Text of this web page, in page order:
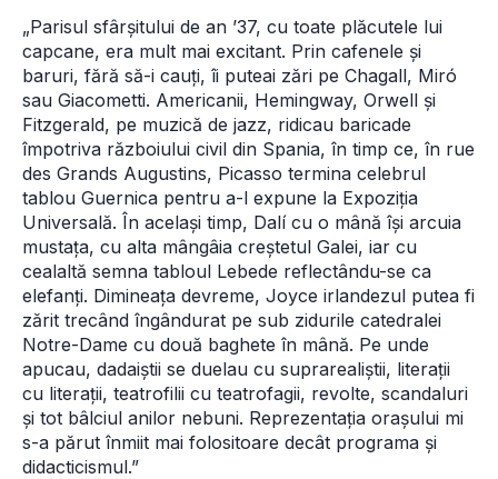
„Parisul sfârșitului de an ’37, cu toate plăcutele lui
capcane, era mult mai excitant. Prin cafenele și
baruri, fără să-i cauți, îi puteai zări pe Chagall, Miró
sau Giacometti. Americanii, Hemingway, Orwell și
Fitzgerald, pe muzică de jazz, ridicau baricade
împotriva războiului civil din Spania, în timp ce, în rue
des Grands Augustins, Picasso termina celebrul
tablou Guernica pentru a-l expune la Expoziția
Universală. În același timp, Dalí cu o mână își arcuia
mustața, cu alta mângâia creștetul Galei, iar cu
cealaltă semna tabloul Lebede reflectându-se ca
elefanți. Dimineața devreme, Joyce irlandezul putea fi
zărit trecând îngândurat pe sub zidurile catedralei
Notre-Dame cu două baghete în mână. Pe unde
apucau, dadaiștii se duelau cu suprarealiștii, literații
cu literații, teatrofilii cu teatrofagii, revolte, scandaluri
și tot bâlciul anilor nebuni. Reprezentația orașului mi
s-a părut înmiit mai folositoare decât programa și
didacticismul.”